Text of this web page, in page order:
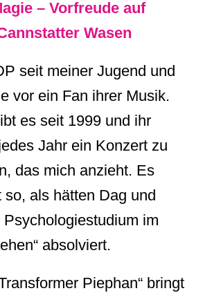
– Vorfreude auf
Wasen
seit meiner Jugend und
vor ein Fan ihrer Musik.
es seit 1999 und ihr
Jahr ein Konzert zu
das mich anzieht. Es
so, als hätten Dag und
im
absolviert.
Piephan“ bringt